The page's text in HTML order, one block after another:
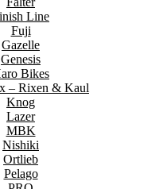
Line
Fuji
Gazelle
Genesis
Bikes
– Rixen & Kaul
Knog
Lazer
MBK
Nishiki
Ortlieb
Pelago